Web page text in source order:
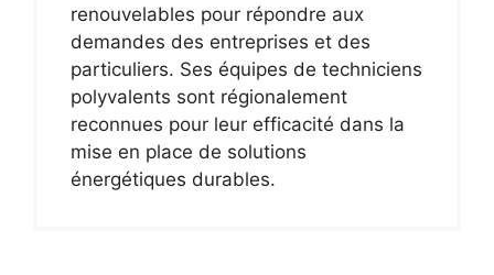
renouvelables pour répondre aux
demandes des entreprises et des
particuliers. Ses équipes de techniciens
polyvalents sont régionalement
reconnues pour leur efficacité dans la
mise en place de solutions
énergétiques durables.